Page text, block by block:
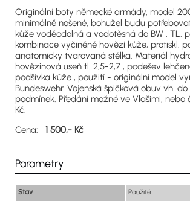
Originální boty německé armády, model
minimálně nošené, bohužel budu
kůže voděodolná a vodotěsná do BW , TL,
kombinace vyčiněné hovězí kůže, protiskl.
anatomicky tvarovaná stélka. Materiál
hovězinová useň tl. 2,5-2,7 , podešev
podšívka kůže , použití - originální model
Bundeswehr. Vojenská špičková obuv vh.
podmínek. Předání možné ve Vlašimi, nebo
Kč.
Cena: 1 500,- Kč
Parametry
Stav
Použité